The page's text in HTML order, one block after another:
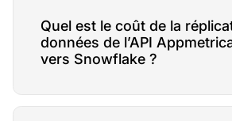
Quel est le coût de la
données de l’API
vers Snowflake ?